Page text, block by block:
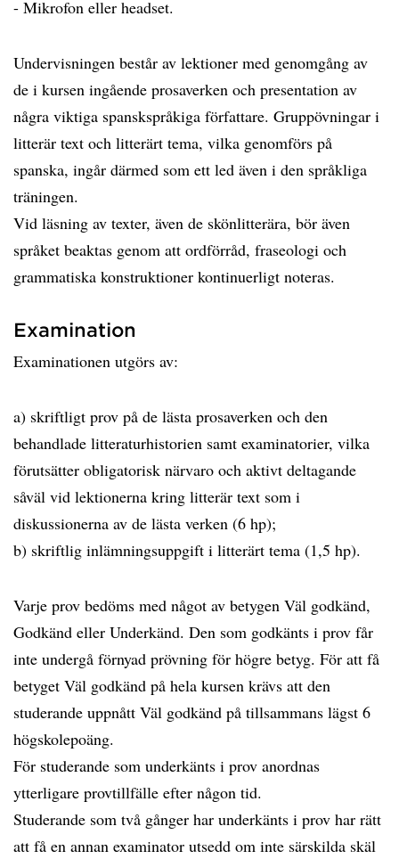
- Mikrofon eller headset.
Undervisningen består av lektioner med genomgång av
de i kursen ingående prosaverken och presentation av
några viktiga spanskspråkiga författare. Gruppövningar i
litterär text och litterärt tema, vilka genomförs på
spanska, ingår därmed som ett led även i den språkliga
träningen.
Vid läsning av texter, även de skönlitterära, bör även
språket beaktas genom att ordförråd, fraseologi och
grammatiska konstruktioner kontinuerligt noteras.
Examination
Examinationen utgörs av:
a) skriftligt prov på de lästa prosaverken och den
behandlade litteraturhistorien samt examinatorier, vilka
förutsätter obligatorisk närvaro och aktivt deltagande
såväl vid lektionerna kring litterär text som i
diskussionerna av de lästa verken (6 hp);
b) skriftlig inlämningsuppgift i litterärt tema (1,5 hp).
Varje prov bedöms med något av betygen Väl godkänd,
Godkänd eller Underkänd. Den som godkänts i prov får
inte undergå förnyad prövning för högre betyg. För att få
betyget Väl godkänd på hela kursen krävs att den
studerande uppnått Väl godkänd på tillsammans lägst 6
högskolepoäng.
För studerande som underkänts i prov anordnas
ytterligare provtillfälle efter någon tid.
Studerande som två gånger har underkänts i prov har rätt
att få en annan examinator utsedd om inte särskilda skäl